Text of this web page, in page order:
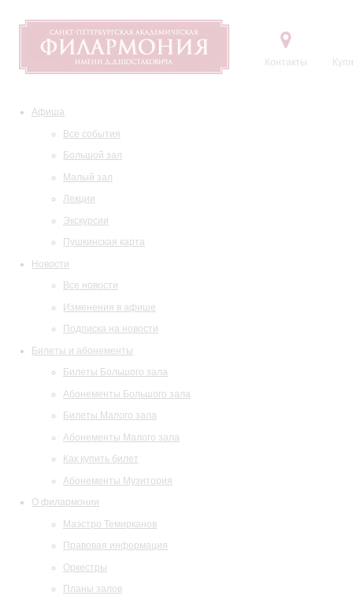
Контакты
Афиша
Все события
Большой зал
Малый зал
Лекции
Экскурсии
Пушкинская карта
Новости
Все новости
Изменения в афише
Подписка на новости
Билеты и абонементы
Билеты Большого зала
Абонементы Большого зала
Билеты Малого зала
Абонементы Малого зала
Как купить билет
Абонементы Музитория
О филармонии
Маэстро Темирканов
Правовая информация
Оркестры
Планы залов